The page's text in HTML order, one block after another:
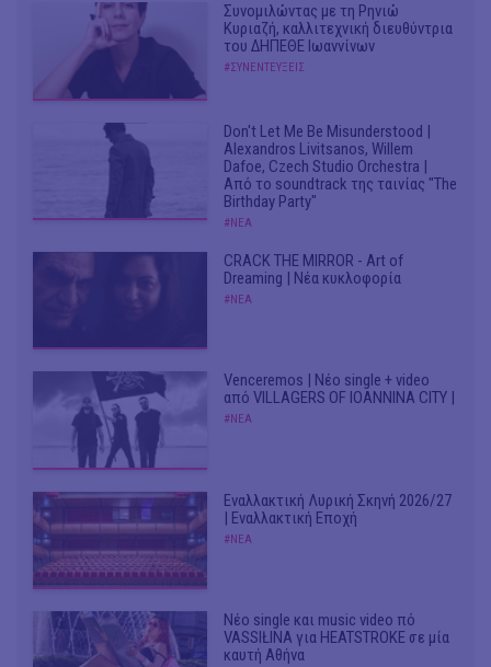
Συνομιλώντας με τη Ρηνιώ
Κυριαζή, καλλιτεχνική διευθύντρια
του ΔΗΠΕΘΕ Ιωαννίνων
#ΣΥΝΕΝΤΕΥΞΕΙΣ
Don't Let Me Be Misunderstood |
Alexandros Livitsanos, Willem
Dafoe, Czech Studio Orchestra |
Από το soundtrack της ταινίας "The
Birthday Party"
#ΝΕΑ
CRACK THE MIRROR - Art of
Dreaming | Νέα κυκλοφορία
#ΝΕΑ
Venceremos | Νέο single + video
από VILLAGERS OF IOANNINA CITY |
#ΝΕΑ
Εναλλακτική Λυρική Σκηνή 2026/27
| Εναλλακτική Εποχή
#ΝΕΑ
Νέο single και music video πό
VASSIŁINA για HEATSTROKE σε μία
καυτή Αθήνα